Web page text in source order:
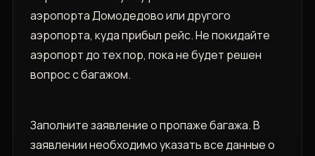
аэропорта Домодедово или другого
аэропорта, куда прибыл рейс. Не покидайте
аэропорт до тех пор, пока не будет решен
вопрос с багажом.
Заполните заявление о пропаже багажа. В
заявлении необходимо указать все данные о